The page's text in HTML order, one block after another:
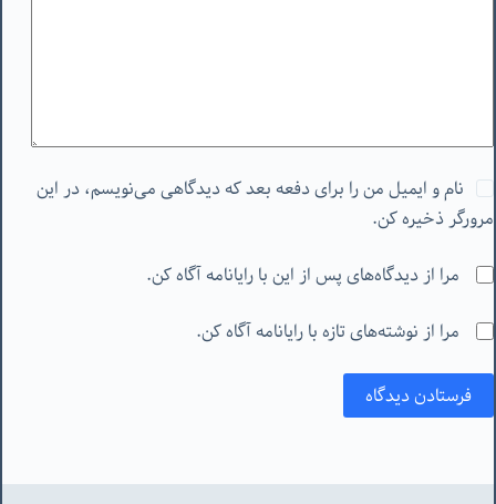
نام و ایمیل من را برای دفعه بعد که دیدگاهی می‌نویسم، در این
مرورگر ذخیره کن.
مرا از دیدگاه‌های پس از این با رایانامه آگاه کن.
مرا از نوشته‌های تازه با رایانامه آگاه کن.
فرستادن دیدگاه